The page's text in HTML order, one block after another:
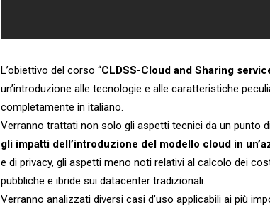
L’obiettivo del corso “CLDSS-Cloud and Sharing
un’introduzione alle tecnologie e alle caratteristiche
completamente in italiano.
Verranno trattati non solo gli aspetti tecnici da un punto
gli impatti dell’introduzione del modello cloud in
e di privacy, gli aspetti meno noti relativi al calcolo dei
pubbliche e ibride sui datacenter tradizionali.
Verranno analizzati diversi casi d’uso applicabili ai più